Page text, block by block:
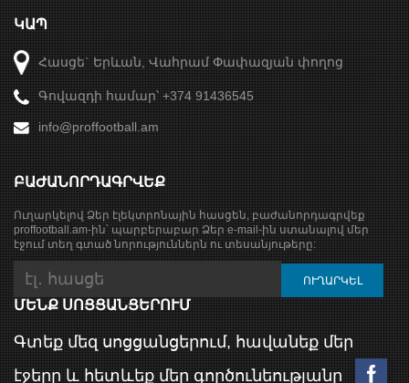
ԿԱՊ
Հասցե` Երևան, Վահրամ Փափազյան փողոց
Գովազդի համար՝ +374 91436545
info@proffootball.am
ԲԱԺԱՆՈՐԴԱԳՐՎԵՔ
Ուղարկելով Ձեր էլեկտրոնային հասցեն, բաժանորդագրվեք
proffootball.am-ին՝ պարբերաբար Ձեր e-mail-ին ստանալով մեր
էջում տեղ գտած նորություններն ու տեսանյութերը:
ՄԵՆՔ ՍՈՑՑԱՆՑԵՐՈՒՄ
Գտեք մեզ սոցցանցերում, հավանեք մեր
էջերը և հետևեք մեր գործունեությանը